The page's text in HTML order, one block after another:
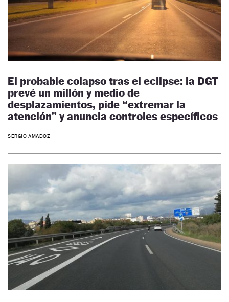
El probable colapso tras el eclipse: la DGT
prevé un millón y medio de
desplazamientos, pide “extremar la
atención” y anuncia controles específicos
SERGIO AMADOZ